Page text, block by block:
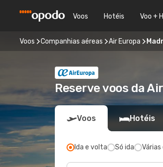
Voos Hotéis Voo +
Voos Companhias aéreas Air Europa
Reserve voos da
Voos Hotéis
Ida e volta Só ida Várias